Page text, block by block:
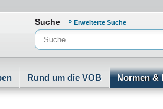
Suche Erweiterte Suche
Rund um die VOB Normen &